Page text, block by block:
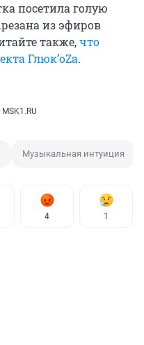
посетила голую
из эфиров
также,что
Глюк’oZа.
Музыкальная интуиция
4 1